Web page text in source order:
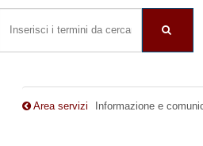
Area servizi Informazione e